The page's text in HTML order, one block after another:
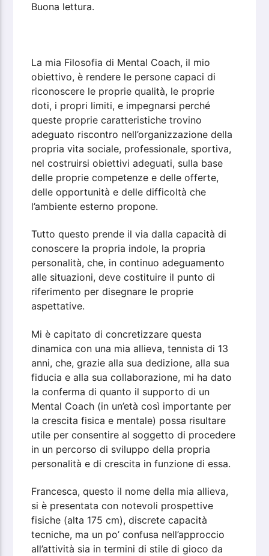
Buona lettura.
La mia Filosofia di Mental Coach, il mio
obiettivo, è rendere le persone capaci di
riconoscere le proprie qualità, le proprie
doti, i propri limiti, e impegnarsi perché
queste proprie caratteristiche trovino
adeguato riscontro nell’organizzazione della
propria vita sociale, professionale, sportiva,
nel costruirsi obiettivi adeguati, sulla base
delle proprie competenze e delle offerte,
delle opportunità e delle difficoltà che
l’ambiente esterno propone.
Tutto questo prende il via dalla capacità di
conoscere la propria indole, la propria
personalità, che, in continuo adeguamento
alle situazioni, deve costituire il punto di
riferimento per disegnare le proprie
aspettative.
Mi è capitato di concretizzare questa
dinamica con una mia allieva, tennista di 13
anni, che, grazie alla sua dedizione, alla sua
fiducia e alla sua collaborazione, mi ha dato
la conferma di quanto il supporto di un
Mental Coach (in un’età così importante per
la crescita fisica e mentale) possa risultare
utile per consentire al soggetto di procedere
in un percorso di sviluppo della propria
personalità e di crescita in funzione di essa.
Francesca, questo il nome della mia allieva,
si è presentata con notevoli prospettive
fisiche (alta 175 cm), discrete capacità
tecniche, ma un po’ confusa nell’approccio
all’attività sia in termini di stile di gioco da